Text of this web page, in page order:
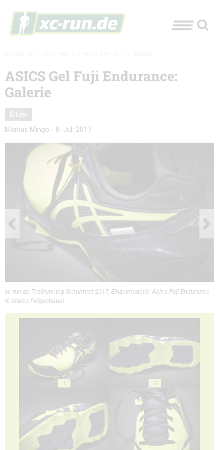
ASICS Gel Fuji Endurance:
Galerie
Bilder
Markus Mingo - 8. Juli 2017
xc-run.de Trailrunning Schuhtest 2017, Einzelmodelle: Asics Fuji Endurance
© Marco Felgenhauer
1 2